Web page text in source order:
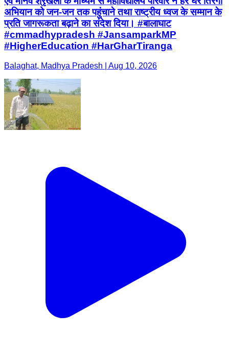
अभियान को जन-जन तक पहुंचाने तथा राष्ट्रीय ध्वज के सम्मान के
प्रति जागरूकता बढ़ाने का संदेश दिया। #बालाघाट
#cmmadhypradesh #JansamparkMP
#HigherEducation #HarGharTiranga
Balaghat, Madhya Pradesh | Aug 10, 2026